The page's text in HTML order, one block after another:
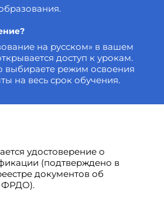
на русском» в вашем
доступ к урокам.
выбираете режим освоения
на весь срок обучения.
удостоверение о
(подтверждено в
документов об
ФРДО).